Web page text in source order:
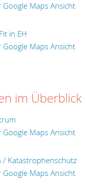
Google Maps Ansicht
in EH
Google Maps Ansicht
im Überblick
Google Maps Ansicht
/ Katastrophenschutz
Google Maps Ansicht